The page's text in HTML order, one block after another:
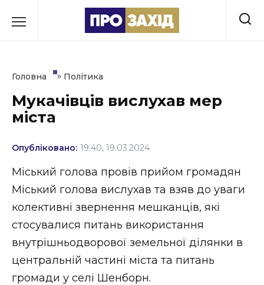
до
Культура
Освіта
Події
Політика
Соціум
Спорт
Стиль життя
Головна » Політика
Мукачівців вислухав мер
міста
Опубліковано: 19:40, 19.03.2024
Міський голова провів прийом громадян
Міський голова вислухав та взяв до уваги
колективні звернення мешканців, які
стосувалися питань використання
внутрішньодворової земельної ділянки в
центральній частині міста та питань
громади у селі Шенборн.